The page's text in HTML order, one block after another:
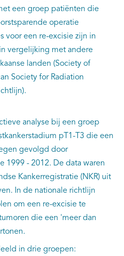
een groep patiënten die
operatie
voor een re-excisie zijn in
vergelijking met andere
landen (Society of
Society for Radiation
analyse bij een groep
pT1-T3 die een
gevolgd door
1999 - 2012. De data waren
Kankerregistratie (NKR) uit
In de nationale richtlijn
om een re-excisie te
die een 'meer dan
in drie groepen: